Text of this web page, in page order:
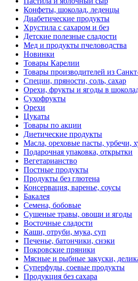
Конфеты, шоколад, леденцы
Диабетические продукты
Хрустила с сахаром и без
Детские полезные сладости
Мед и продукты пчеловодства
Новинки
Товары Карелии
Товары производителей из
Специи, пряности, соль, сахар
Орехи, фрукты и ягоды в
Сухофрукты
Орехи
Цукаты
Товары по акции
Диетические продукты
Масла, ореховые пасты, урбечи,
Подарочная упаковка, открытки
Вегетарианство
Постные продукты
Продукты без глютена
Консервация, варенье, соусы
Бакалея
Семена, бобовые
Сушеные травы, овощи и ягоды
Восточные сладости
Каши, отруби, мука, суп
Печенье, батончики, снэки
Покровские пряники
Мясные и рыбные закуски,
Суперфуды, соевые продукты
Продукция без сахара